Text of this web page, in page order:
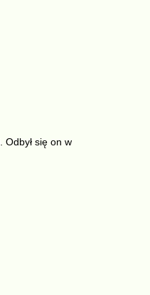
. Odbył się on w